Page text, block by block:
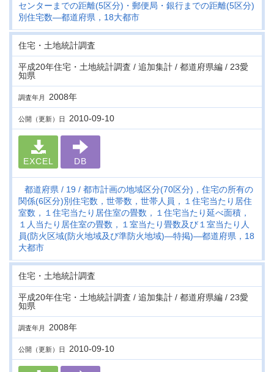
センターまでの距離(5区分)・郵便局・銀行までの距離(5区分)
別住宅数―都道府県，18大都市
住宅・土地統計調査
平成20年住宅・土地統計調査 / 追加集計 / 都道府県編 / 23愛
知県
調査年月 2008年
公開（更新）日 2010-09-10
EXCEL DB
都道府県 19
都市計画の地域区分(70区分)，住宅の所有の
関係(6区分)別住宅数，世帯数，世帯人員，１住宅当たり居住
室数，１住宅当たり居住室の畳数，１住宅当たり延べ面積，
１人当たり居住室の畳数，１室当たり畳数及び１室当たり人
員(防火区域(防火地域及び準防火地域)―特掲)―都道府県，18
大都市
住宅・土地統計調査
平成20年住宅・土地統計調査 / 追加集計 / 都道府県編 / 23愛
知県
調査年月 2008年
公開（更新）日 2010-09-10